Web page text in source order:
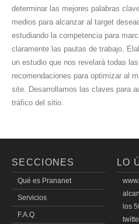
determinar las mejores palabras
medios para alcanzar al target
estudiando la competencia para
claramente las pautas de trabajo.
un estudio que nos revelará todas las
recomendaciones para optimizar al
site. Desarrollamos las claves para
tráfico del sitio.
SECCIONES
Qué es Prananet
Servicios
F.A.Q
LO
los